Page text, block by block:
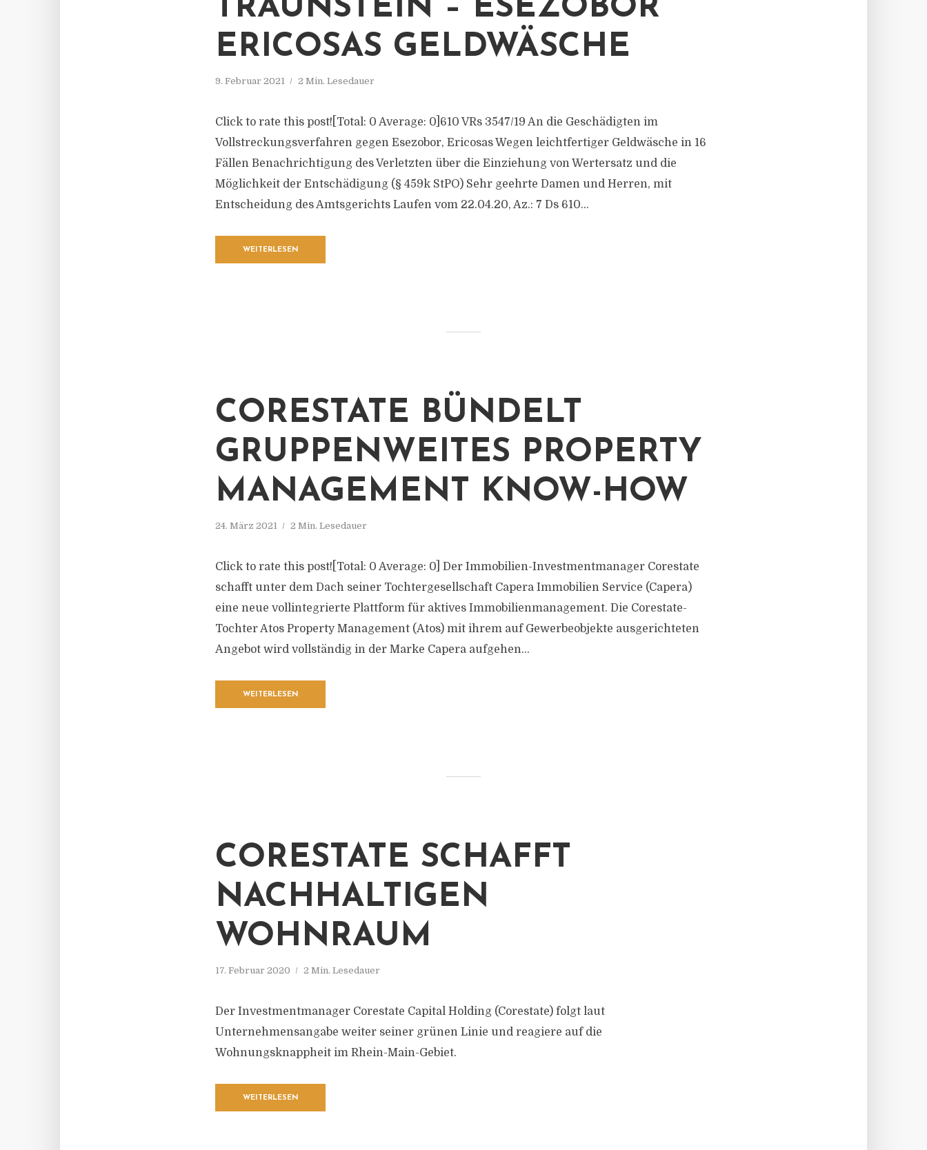
TRAUNSTEIN – ESEZOBOR
ERICOSAS GELDWÄSCHE
9. Februar 2021 2 Min. Lesedauer
Click to rate this post![Total: 0 Average: 0]610 VRs 3547/​19 An die Geschädigten im
Vollstreckungsverfahren gegen Esezobor, Ericosas Wegen leichtfertiger Geldwäsche in 16
Fällen Benachrichtigung des Verletzten über die Einziehung von Wertersatz und die
Möglichkeit der Entschädigung (§ 459k StPO) Sehr geehrte Damen und Herren, mit
Entscheidung des Amtsgerichts Laufen vom 22.04.20, Az.: 7 Ds 610...
WEITERLESEN
CORESTATE BÜNDELT
GRUPPENWEITES PROPERTY
MANAGEMENT KNOW-HOW
24. März 2021 2 Min. Lesedauer
Click to rate this post![Total: 0 Average: 0] Der Immobilien-Investmentmanager Corestate
schafft unter dem Dach seiner Tochtergesellschaft Capera Immobilien Service (Capera)
eine neue vollintegrierte Plattform für aktives Immobilienmanagement. Die Corestate-
Tochter Atos Property Management (Atos) mit ihrem auf Gewerbeobjekte ausgerichteten
Angebot wird vollständig in der Marke Capera aufgehen...
WEITERLESEN
CORESTATE SCHAFFT
NACHHALTIGEN
WOHNRAUM
17. Februar 2020 2 Min. Lesedauer
Der Investmentmanager Corestate Capital Holding (Corestate) folgt laut
Unternehmensangabe weiter seiner grünen Linie und reagiere auf die
Wohnungsknappheit im Rhein-Main-Gebiet.
WEITERLESEN